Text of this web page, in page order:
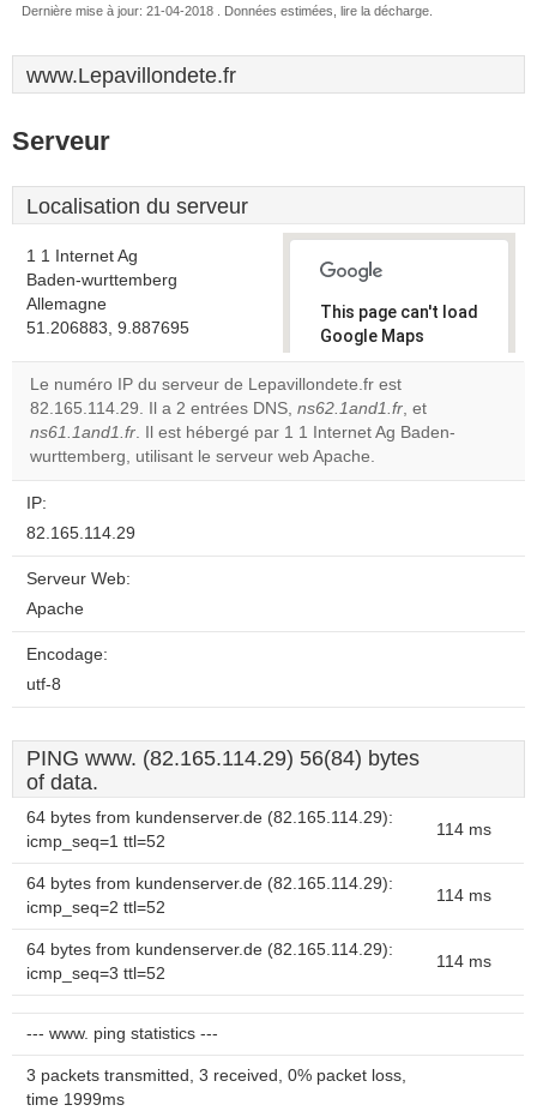
Dernière mise à jour: 21-04-2018 . Données estimées, lire la décharge.
www.Lepavillondete.fr
Serveur
Localisation du serveur
1 1 Internet Ag
Baden-wurttemberg
Allemagne
51.206883, 9.887695
This page can't load
Google Maps
correctly.
Do you
own this
website?
Le numéro IP du serveur de Lepavillondete.fr est
82.165.114.29. Il a 2 entrées DNS, ns62.1and1.fr, et
ns61.1and1.fr. Il est hébergé par 1 1 Internet Ag Baden-
wurttemberg, utilisant le serveur web Apache.
IP:
82.165.114.29
Serveur Web:
Apache
Encodage:
utf-8
PING www. (82.165.114.29) 56(84) bytes
of data.
64 bytes from kundenserver.de (82.165.114.29):
icmp_seq=1 ttl=52
114 ms
64 bytes from kundenserver.de (82.165.114.29):
icmp_seq=2 ttl=52
114 ms
64 bytes from kundenserver.de (82.165.114.29):
icmp_seq=3 ttl=52
114 ms
--- www. ping statistics ---
3 packets transmitted, 3 received, 0% packet loss,
time 1999ms